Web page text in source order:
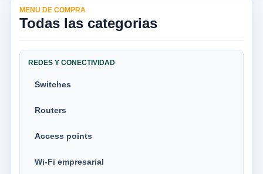
MENU DE COMPRA
Todas las categorias
REDES Y CONECTIVIDAD
Switches
Routers
Access points
Wi-Fi empresarial